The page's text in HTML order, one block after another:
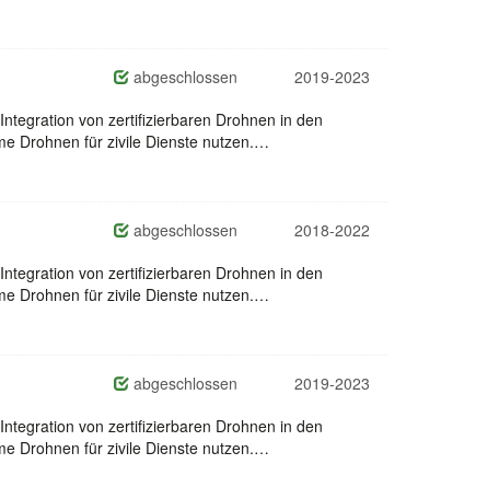
abgeschlossen
2019-2023
von zertifizierbaren Drohnen in den
Drohnen für zivile Dienste nutzen.…
abgeschlossen
2018-2022
von zertifizierbaren Drohnen in den
Drohnen für zivile Dienste nutzen.…
abgeschlossen
2019-2023
von zertifizierbaren Drohnen in den
Drohnen für zivile Dienste nutzen.…